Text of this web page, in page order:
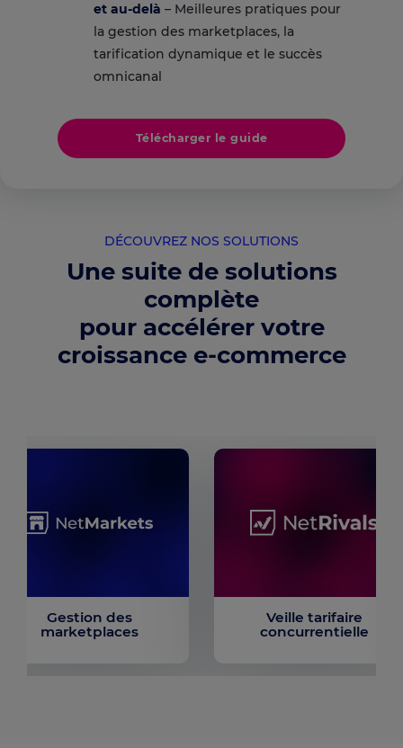
et au-delà – Meilleures pratiques pour
la gestion des marketplaces, la
tarification dynamique et le succès
omnicanal
Télécharger le guide
DÉCOUVREZ NOS SOLUTIONS
Une suite de solutions
complète
pour accélérer votre
croissance e-commerce
Gestion des
marketplaces
Veille tarifaire
concurrentielle